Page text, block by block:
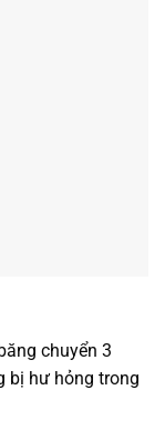
chuyển 3
bị hư hỏng trong